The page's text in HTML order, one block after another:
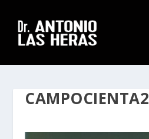
CAMPOCIENTA2